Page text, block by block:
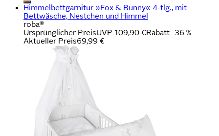
Himmelbettgarnitur »Fox & Bunny« 4-tlg., mit
Bettwäsche, Nestchen und Himmel
roba®
Ursprünglicher PreisUVP 109,90 €Rabatt- 36 %
Aktueller Preis69,99 €